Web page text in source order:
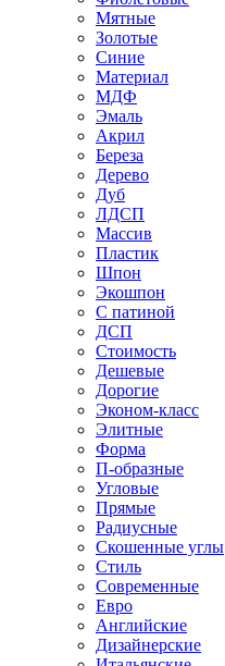
Мятные
Золотые
Синие
Материал
МДФ
Эмаль
Акрил
Береза
Дерево
Дуб
ЛДСП
Массив
Пластик
Шпон
Экошпон
С патиной
ДСП
Стоимость
Дешевые
Дорогие
Эконом-класс
Элитные
Форма
П-образные
Угловые
Прямые
Радиусные
Скошенные углы
Стиль
Современные
Евро
Английские
Дизайнерские